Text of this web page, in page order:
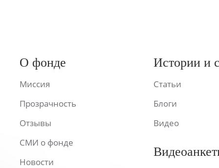
О фонде
Миссия
Прозрачность
Отзывы
СМИ о фонде
Новости
Истории и
Статьи
Блоги
Видео